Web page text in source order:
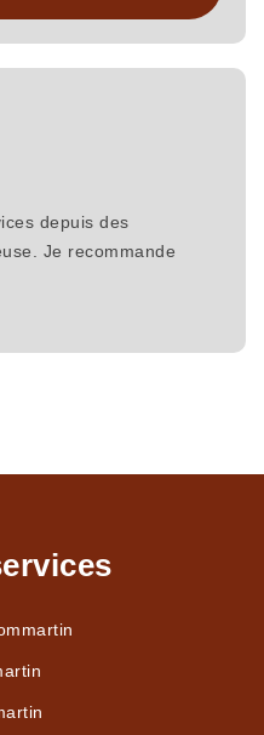
depuis des
Je recommande